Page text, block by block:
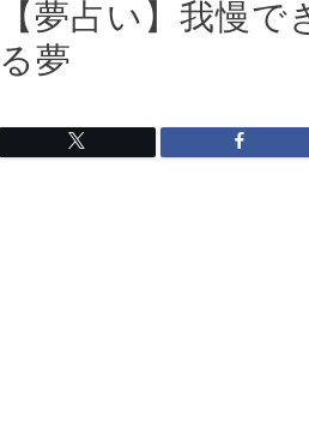
【夢占い】我慢
る夢